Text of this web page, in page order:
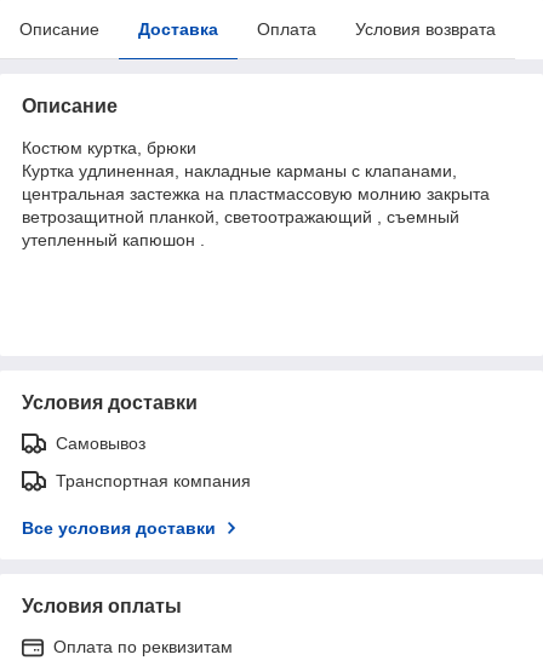
Описание Доставка Оплата Условия возврата
Описание
Костюм куртка, брюки
Куртка удлиненная, накладные карманы с клапанами,
центральная застежка на пластмассовую молнию закрыта
ветрозащитной планкой, светоотражающий , съемный
утепленный капюшон .
Условия доставки
Самовывоз
Транспортная компания
Все условия доставки
Условия оплаты
Оплата по реквизитам